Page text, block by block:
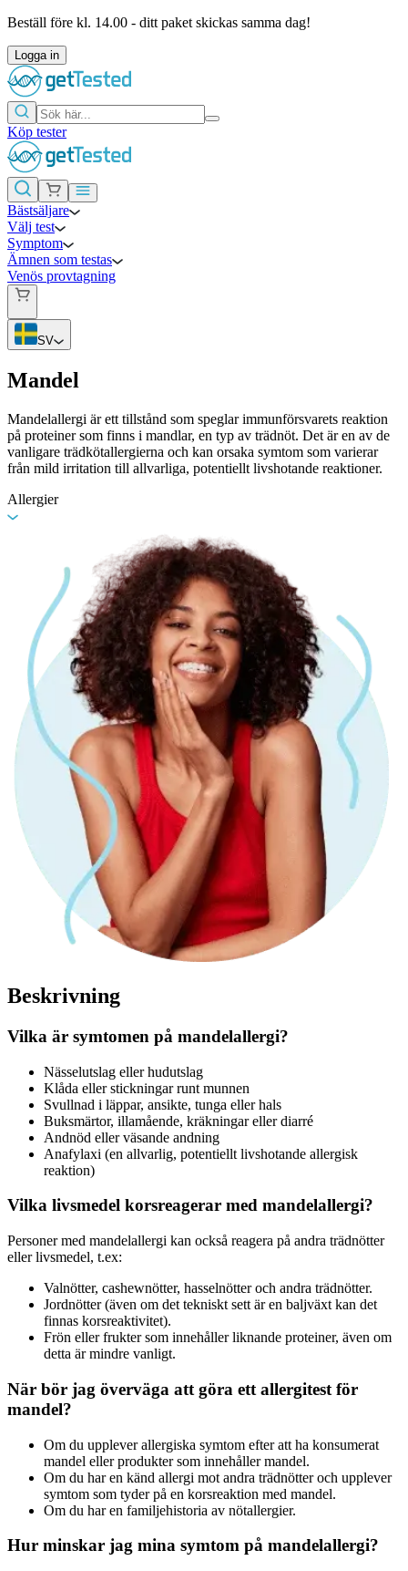
Beställ före kl. 14.00 - ditt paket skickas samma dag!
Logga in
Köp tester
Bästsäljare
Välj test
Symptom
Ämnen som testas
Venös provtagning
SV
Mandel
Mandelallergi är ett tillstånd som speglar immunförsvarets reaktion
på proteiner som finns i mandlar, en typ av trädnöt. Det är en av de
vanligare trädkötallergierna och kan orsaka symtom som varierar
från mild irritation till allvarliga, potentiellt livshotande reaktioner.
Allergier
Beskrivning
Vilka är symtomen på mandelallergi?
Nässelutslag eller hudutslag
Klåda eller stickningar runt munnen
Svullnad i läppar, ansikte, tunga eller hals
Buksmärtor, illamående, kräkningar eller diarré
Andnöd eller väsande andning
Anafylaxi (en allvarlig, potentiellt livshotande allergisk
reaktion)
Vilka livsmedel korsreagerar med mandelallergi?
Personer med mandelallergi kan också reagera på andra trädnötter
eller livsmedel, t.ex:
Valnötter, cashewnötter, hasselnötter och andra trädnötter.
Jordnötter (även om det tekniskt sett är en baljväxt kan det
finnas korsreaktivitet).
Frön eller frukter som innehåller liknande proteiner, även om
detta är mindre vanligt.
När bör jag överväga att göra ett allergitest för
mandel?
Om du upplever allergiska symtom efter att ha konsumerat
mandel eller produkter som innehåller mandel.
Om du har en känd allergi mot andra trädnötter och upplever
symtom som tyder på en korsreaktion med mandel.
Om du har en familjehistoria av nötallergier.
Hur minskar jag mina symtom på mandelallergi?